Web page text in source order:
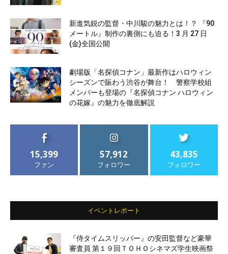
新進気鋭の監督・中川駿の魅力とは！？ 『90
メートル』制作の裏側にも迫る！3 月 27 日
(金)全国公開
劇場版「名探偵コナン」最新作はハロウィン
シーズンで賑わう渋谷が舞台！ 警察学校組
メンバーも登場の『名探偵コナン ハロウィン
の花嫁』の魅力を徹底解説
15,399
ファン
57,912
フォロワー
43,835
フォロワー
イベントレポート
『侍タイムスリッパー』の安田監督など豪華
審査員 第１９回ＴＯＨＯシネマズ学生映画祭